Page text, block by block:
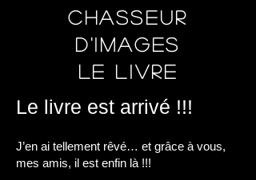
chasseur
d'images
Le livre
Le livre est arrivé !!!
J’en ai tellement rêvé… et grâce à vous,
mes amis, il est enfin là !!!